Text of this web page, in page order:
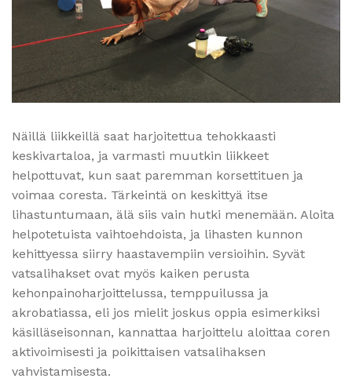
Näillä liikkeillä saat harjoitettua tehokkaasti
keskivartaloa, ja varmasti muutkin liikkeet
helpottuvat, kun saat paremman korsettituen ja
voimaa coresta. Tärkeintä on keskittyä itse
lihastuntumaan, älä siis vain hutki menemään. Aloita
helpotetuista vaihtoehdoista, ja lihasten kunnon
kehittyessa siirry haastavempiin versioihin. Syvät
vatsalihakset ovat myös kaiken perusta
kehonpainoharjoittelussa, temppuilussa ja
akrobatiassa, eli jos mielit joskus oppia esimerkiksi
käsilläseisonnan, kannattaa harjoittelu aloittaa coren
aktivoimisesti ja poikittaisen vatsalihaksen
vahvistamisesta.